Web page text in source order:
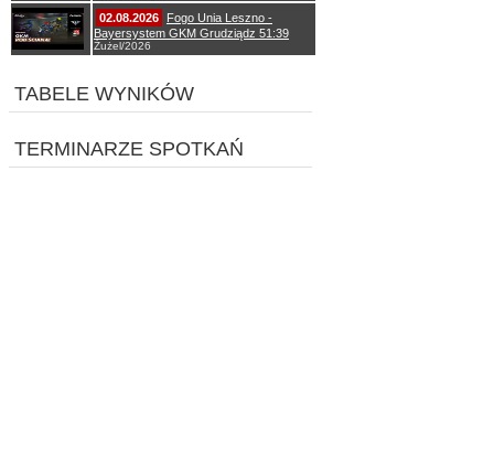
02.08.2026
Fogo Unia Leszno -
Bayersystem GKM Grudziądz 51:39
Żużel/2026
TABELE WYNIKÓW
TERMINARZE SPOTKAŃ